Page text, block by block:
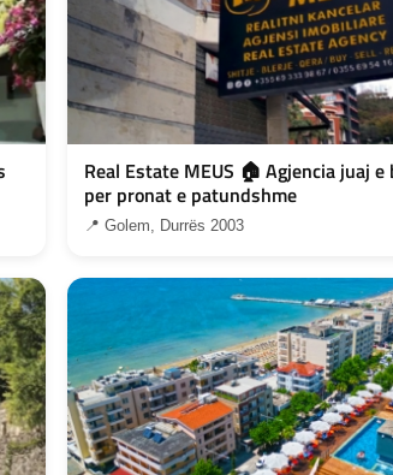
Real Estate MEUS 🏠 Agjencia juaj e
per pronat e patundshme
📍 Golem, Durrës 2003